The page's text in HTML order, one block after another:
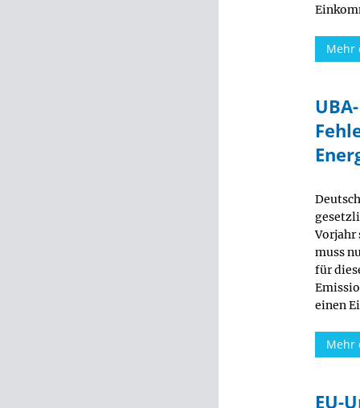
Mehr
Vorjahr
muss
für
einen
Mehr
EU-